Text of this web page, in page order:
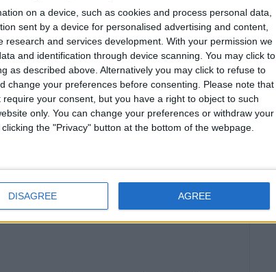
on a device, such as cookies and process personal data,
sent by a device for personalised advertising and content,
and services development. With your permission we
and identification through device scanning. You may click to
as described above. Alternatively you may click to refuse to
change your preferences before consenting.
Please note that
your consent, but you have a right to object to such
only. You can change your preferences or withdraw your
the "Privacy" button at the bottom of the webpage.
DISAGREE AGREE
été vu à 11 reprises contre 9 pour l’exercice
fois contre cinq, et notamment pour la der’